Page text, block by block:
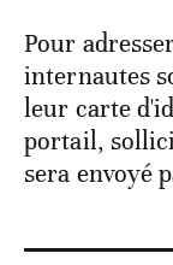
Pour
internautes
leur carte
portail,
sera envoyé